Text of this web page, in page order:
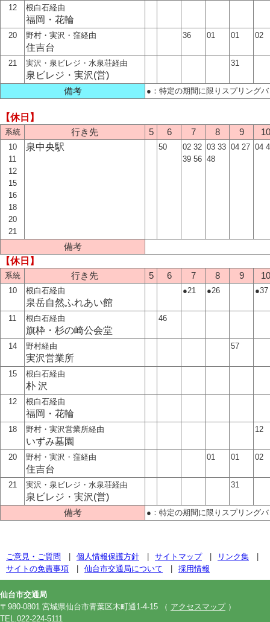
12 根白石経由
福岡・花輪
20 野村・実沢・窪経由
住吉台
36 01 01 02
21 実沢・泉ビレジ・水泉荘経由
泉ビレジ・実沢(営)
31
備考 ●：特定の期間に限りスプリング
【休日】
系統 行き先 5 6 7 8 9 10
10
11
12
15
16
18
20
21
泉中央駅 50
02 32
39 56
03 33
48
04 27 04
備考
【休日】
系統 行き先 5 6 7 8 9 10
10 根白石経由
泉岳自然ふれあい館
●21 ●26 ●37
11 根白石経由
旗枠・杉の崎公会堂
46
14 野村経由
実沢営業所
57
15 根白石経由
朴 沢
12 根白石経由
福岡・花輪
18 野村・実沢営業所経由
いずみ墓園
12
20 野村・実沢・窪経由
住吉台
01 01 02
21 実沢・泉ビレジ・水泉荘経由
泉ビレジ・実沢(営)
31
備考 ●：特定の期間に限りスプリング
ご意見・ご質問 個人情報保護方針 サイトマップ
リンク集
サイトの免責事項
仙台市交通局について 採用情報
仙台市交通局
〒980-0801 宮城県仙台市青葉区木町通1-4-15 （ アクセスマップ）
TEL.022-224-5111